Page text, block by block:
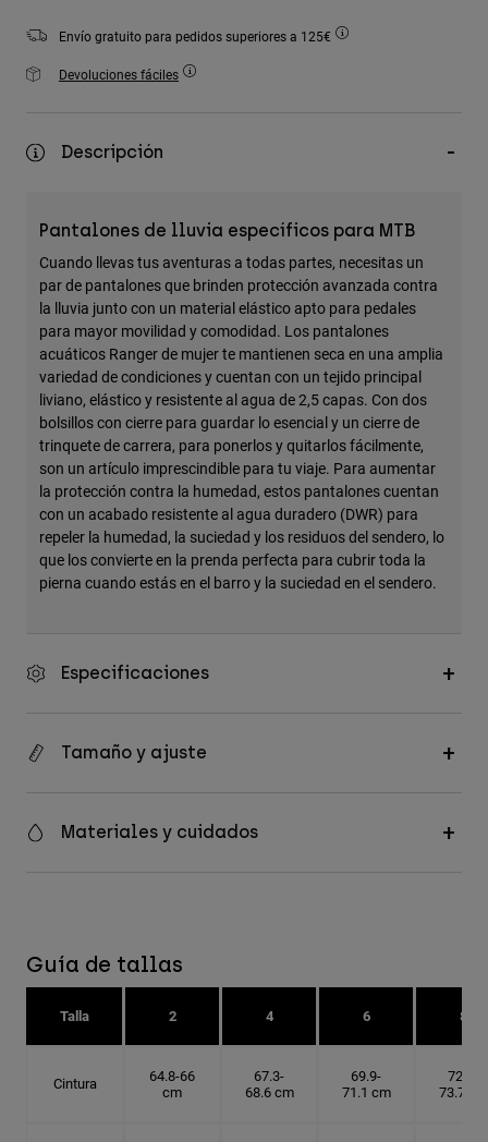
Ver Todo
Ver todo
Envío gratuito para pedidos superiores a 125€
Devoluciones fáciles
Descripción
Pantalones de lluvia específicos para MTB
Cuando llevas tus aventuras a todas partes, necesitas un
par de pantalones que brinden protección avanzada contra
la lluvia junto con un material elástico apto para pedales
para mayor movilidad y comodidad. Los pantalones
acuáticos Ranger de mujer te mantienen seca en una amplia
variedad de condiciones y cuentan con un tejido principal
liviano, elástico y resistente al agua de 2,5 capas. Con dos
bolsillos con cierre para guardar lo esencial y un cierre de
trinquete de carrera, para ponerlos y quitarlos fácilmente,
son un artículo imprescindible para tu viaje. Para aumentar
la protección contra la humedad, estos pantalones cuentan
con un acabado resistente al agua duradero (DWR) para
repeler la humedad, la suciedad y los residuos del sendero, lo
que los convierte en la prenda perfecta para cubrir toda la
pierna cuando estás en el barro y la suciedad en el sendero.
Especificaciones
Tamaño y ajuste
Materiales y cuidados
Guía de tallas
Talla 2 4 6 8
Cintura
64.8-66
cm
67.3-
68.6 cm
69.9-
71.1 cm
72.4-
73.7 cm